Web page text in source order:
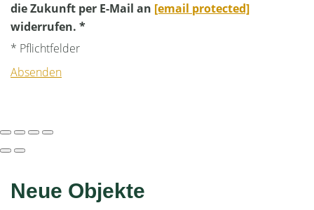
die Zukunft per E-Mail an [email protected]
widerrufen. *
* Pflichtfelder
Absenden
Neue Objekte